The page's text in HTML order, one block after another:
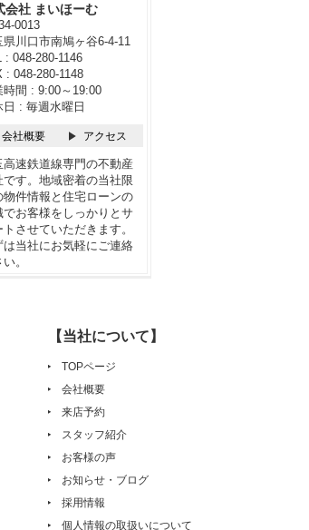
会社 まいほーむ
0013
県川口市南鳩ヶ谷6-4-11
: 048-280-1146
: 048-280-1148
時間 : 9:00～19:00
日 : 毎週水曜日
会社概要 アクセス
高速鉄道線専門の不動産
です。地域密着の当社限
物件情報と住宅ローンの
でお客様をしっかりとサ
トさせていただきます。
は当社にお気軽にご連絡
。
【当社について】
TOPページ
会社概要
来店予約
スタッフ紹介
お客様の声
お知らせ・ブログ
採用情報
個人情報の取扱いについて